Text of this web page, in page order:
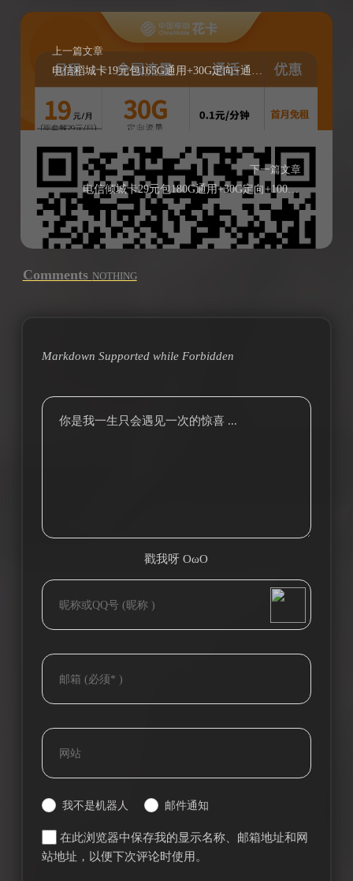
上一篇文章
电信稻城卡19元包165G通用+30G定向+通话100分钟
下一篇文章
电信倾城卡29元包180G通用+30G定向+100分钟通话
Comments NOTHING
Markdown Supported while Forbidden
你是我一生只会遇见一次的惊喜 ...
戳我呀 OωO
Tieba
我不是机器人 邮件通知
在此浏览器中保存我的显示名称、邮箱地址和网
站地址，以便下次评论时使用。